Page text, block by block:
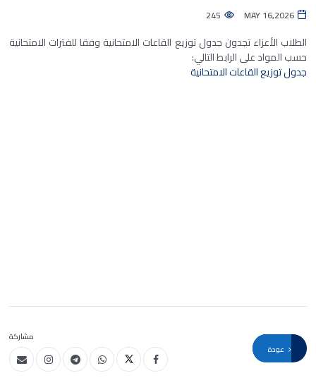
MAY 16,2026
245
الطلاب الأعزاء تجدون جدول توزيع القاعات الامتحانية وفقا للفترات الامتحانية
حسب المواد على الرابط التالي:
جدول توزيع القاعات الامتحانية
مشاركة